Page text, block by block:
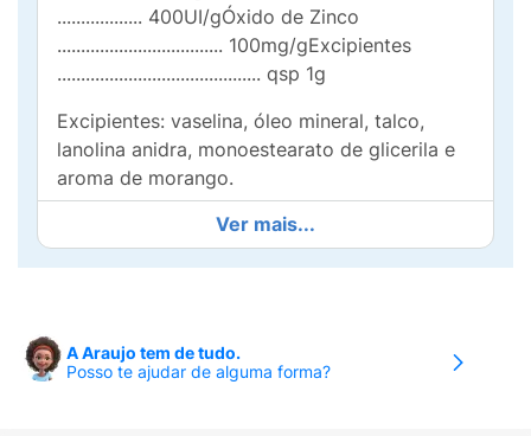
.................. 400UI/gÓxido de Zinco
................................... 100mg/gExcipientes
........................................... qsp 1g
Excipientes: vaselina, óleo mineral, talco,
lanolina anidra, monoestearato de glicerila e
aroma de morango.
A cada troca de fraldas, limpe
cuidadosamente a pele do bebê e aplique
Ver mais...
A Araujo tem de tudo.
Posso te ajudar de alguma forma?